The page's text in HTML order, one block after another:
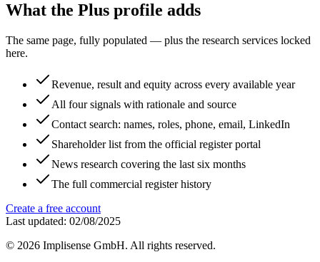
What the Plus profile adds
The same page, fully populated — plus the research services locked
here.
Revenue, result and equity across every available year
All four signals with rationale and source
Contact search: names, roles, phone, email, LinkedIn
Shareholder list from the official register portal
News research covering the last six months
The full commercial register history
Create a free account
Last updated: 02/08/2025
© 2026 Implisense GmbH. All rights reserved.